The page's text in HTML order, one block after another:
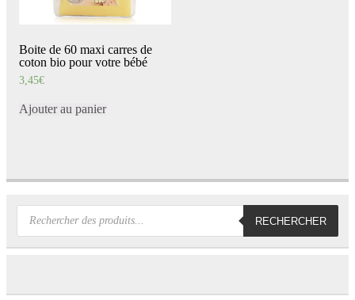
Boite de 60 maxi carres de
coton bio pour votre bébé
3,45€
Ajouter au panier
Recherche
produits
RECHERCHER